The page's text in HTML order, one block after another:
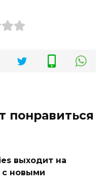
понравиться
выходит на
с новыми